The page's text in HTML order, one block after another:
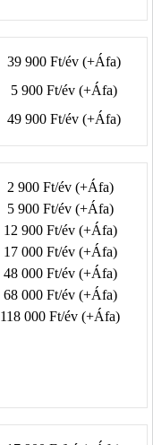
39 900 Ft/év (+Áfa)
5 900 Ft/év (+Áfa)
49 900 Ft/év (+Áfa)
2 900 Ft/év (+Áfa)
5 900 Ft/év (+Áfa)
12 900 Ft/év (+Áfa)
17 000 Ft/év (+Áfa)
48 000 Ft/év (+Áfa)
68 000 Ft/év (+Áfa)
118 000 Ft/év (+Áfa)